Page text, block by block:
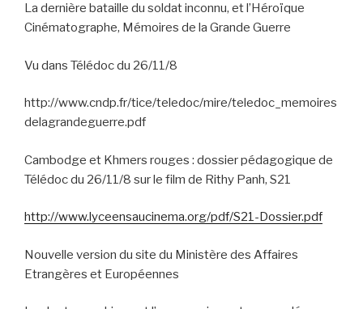
La dernière bataille du soldat inconnu, et l’Héroïque
Cinématographe, Mémoires de la Grande Guerre
Vu dans Télédoc du 26/11/8
http://www.cndp.fr/tice/teledoc/mire/teledoc_memoires
delagrandeguerre.pdf
Cambodge et Khmers rouges : dossier pédagogique de
Télédoc du 26/11/8 sur le film de Rithy Panh, S21
http://www.lyceensaucinema.org/pdf/S21-Dossier.pdf
Nouvelle version du site du Ministère des Affaires
Etrangères et Européennes